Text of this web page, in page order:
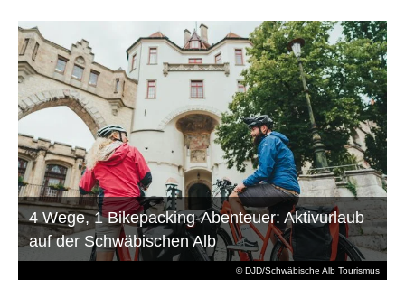
© DJD/Schwäbische Alb Tourismus
4 Wege, 1 Bikepacking-Abenteuer: Aktivurlaub
auf der Schwäbischen Alb